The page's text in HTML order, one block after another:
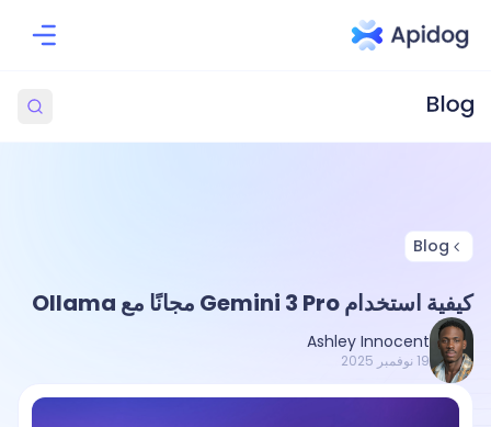
Blog
كيفية استخدام Gemini 3 Pro مجانًا مع Ollama
Ashley Innocent
19 نوفمبر 2025